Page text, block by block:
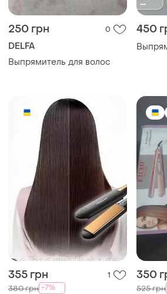
250 грн 0
DELFA
Выпрямитель для волос
450
355 грн 1
380 грн -7%
350
525 грн